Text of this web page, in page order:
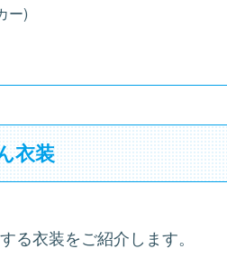
ー)
衣装
る衣装をご紹介します。